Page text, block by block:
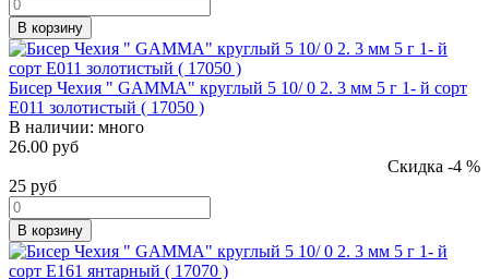
В корзину
Бисер Чехия " GAMMA" круглый 5 10/ 0 2. 3 мм 5 г 1- й сорт
E011 золотистый ( 17050 )
В наличии: много
26.00 руб
Скидка -4 %
25 руб
В корзину